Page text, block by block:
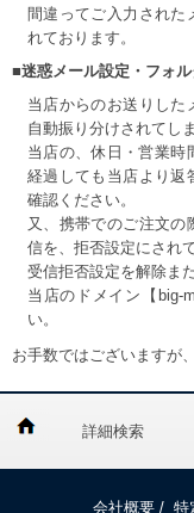
間違ってご入力された
れております。
■迷惑メール設定・フォル
当店からのお送りした
自動振り分けされてし
当店の、休日・営業時
経過しても当店より返
確認ください。
又、携帯でのご注文の
信を、拒否設定にされ
受信拒否設定を解除ま
当店のドメイン【big-
い。
お手数ではございますが
詳細検索
会社概要 / 特